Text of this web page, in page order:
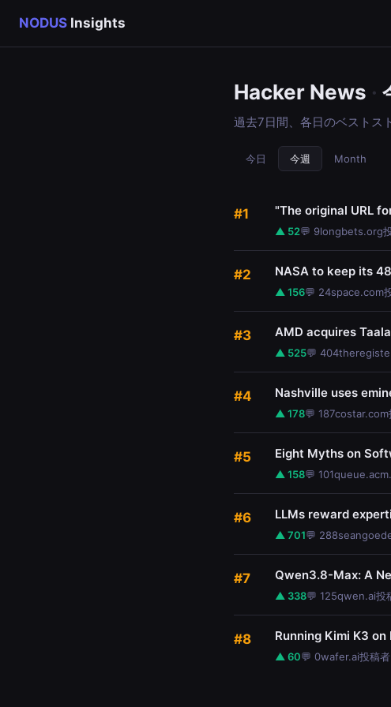
NODUS Insights
Hacker News ·
過去7日間、各日のベストス
今日 今週 Month
#1 "The original URL
▲ 52💬 9longbets.org
#2 NASA to keep its
▲ 156💬 24space.com
#3 AMD acquires
▲ 525💬 404
#4 Nashville uses
▲ 178💬 187costar.com
#5 Eight Myths on
▲ 158💬 101
#6 LLMs reward
▲ 701💬 288
#7 Qwen3.8-Max: A
▲ 338💬 125qwen.ai投
#8 Running Kimi K3
▲ 60💬 0wafer.ai投稿